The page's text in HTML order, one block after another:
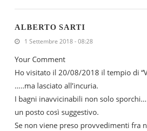
ALBERTO SARTI
1 Settembre 2018 - 08:28
Your Comment
Ho visitato il 20/08/2018 il tempio di
…..ma lasciato all’incuria.
I bagni inavvicinabili non solo
un posto così suggestivo.
Se non viene preso provvedimenti fra